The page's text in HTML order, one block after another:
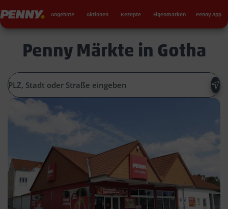
Penny Angebote Aktionen Rezepte Eigenmarken Penny App
Penny Märkte in Gotha